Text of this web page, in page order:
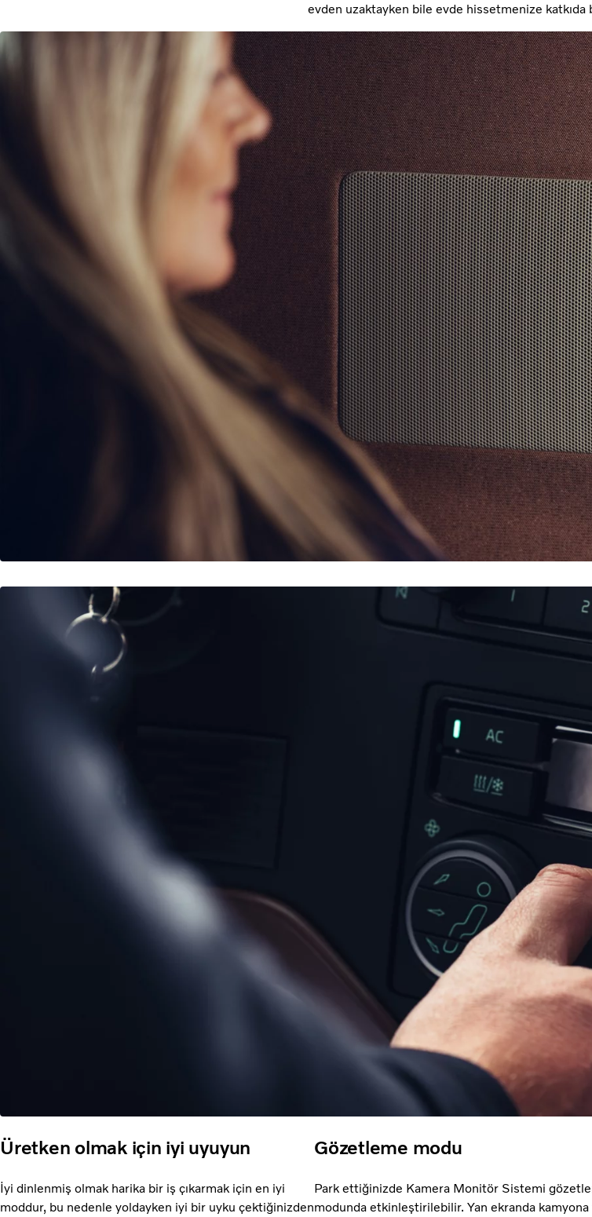
evden uzaktayken bile evde hissetmenize katkıda
Üretken olmak için iyi uyuyun
İyi dinlenmiş olmak harika bir iş çıkarmak için en iyi
moddur, bu nedenle yoldayken iyi bir uyku çektiğinizden
Gözetleme modu
Park ettiğinizde Kamera Monitör Sistemi
modunda etkinleştirilebilir. Yan ekranda kamyona